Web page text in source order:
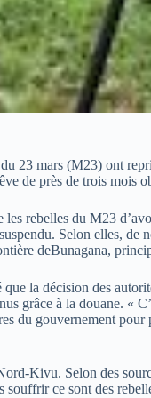
23 mars (M23) ont
de près de trois mois
rebelles du M23
Selon elles,
deBunagana,
la décision des
grâce à la douane. «
du gouvernement
Kivu. Selon des
ce sont des